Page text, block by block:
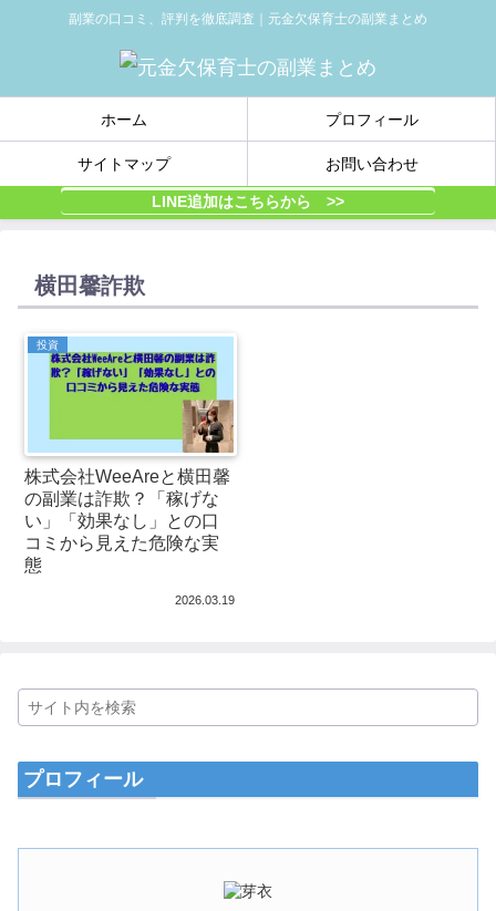
副業の口コミ、評判を徹底調査｜元金欠保育士の副業まとめ
ホーム プロフィール
サイトマップ お問い合わせ
LINE追加はこちらから >>
横田馨詐欺
投資
株式会社WeeAreと横田馨
の副業は詐欺？「稼げな
い」「効果なし」との口
コミから見えた危険な実
態
2026.03.19
プロフィール